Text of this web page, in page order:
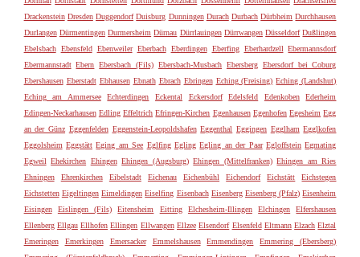
Drackenstein Dresden Duggendorf Duisburg Dunningen Durach Durbach Dürbheim Durchhausen
Durlangen Dürmentingen Durmersheim Dürnau Dürrlauingen Dürrwangen Düsseldorf Dußlingen
Ebelsbach Ebensfeld Ebenweiler Eberbach Eberdingen Eberfing Eberhardzell Ebermannsdorf
Ebermannstadt Ebern Ebersbach (Fils) Ebersbach-Musbach Ebersberg Ebersdorf bei Coburg
Ebershausen Eberstadt Ebhausen Ebnath Ebrach Ebringen Eching (Freising) Eching (Landshut)
Eching am Ammersee
Echterdingen Eckental Eckersdorf Edelsfeld Edenkoben
Ederheim
Edingen-Neckarhausen Edling Effeltrich Efringen-Kirchen Egenhausen Egenhofen Egesheim Egg
an der Günz Eggenfelden Eggenstein-Leopoldshafen Eggenthal Eggingen Egglham Egglkofen
Eggolsheim Eggstätt Eging am See Eglfing Egling Egling an der Paar Egloffstein Egmating
Egweil Ehekirchen Ehingen Ehingen (Augsburg) Ehingen (Mittelfranken) Ehingen am Ries
Ehningen
Ehrenkirchen Eibelstadt Eichenau Eichenbühl Eichendorf Eichstätt
Eichstegen
Eichstetten Eigeltingen Eimeldingen Eiselfing Eisenbach Eisenberg Eisenberg (Pfalz) Eisenheim
Eisingen
Eislingen (Fils) Eitensheim Eitting Elchesheim-Illingen Elchingen
Elfershausen
Ellenberg Ellgau Ellhofen Ellingen Ellwangen Ellzee Elsendorf Elsenfeld Eltmann Elzach Elztal
Emeringen
Emerkingen Emersacker Emmelshausen Emmendingen
Emmering (Ebersberg)